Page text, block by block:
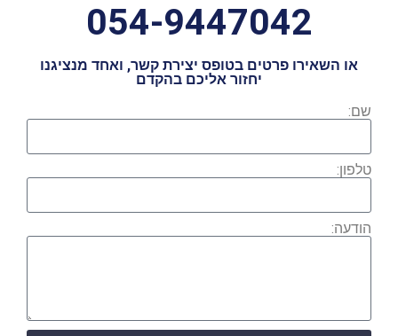
054-9447042
או השאירו פרטים בטופס יצירת קשר, ואחד מנציגנו
יחזור אליכם בהקדם
שם:
טלפון:
הודעה: